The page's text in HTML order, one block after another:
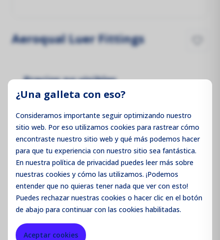
¿Una galleta con eso?
Consideramos importante seguir optimizando nuestro
sitio web. Por eso utilizamos cookies para rastrear cómo
encontraste nuestro sitio web y qué más podemos hacer
para que tu experiencia con nuestro sitio sea fantástica.
En nuestra política de privacidad puedes leer más sobre
nuestras cookies y cómo las utilizamos. ¡Podemos
entender que no quieras tener nada que ver con esto!
Puedes rechazarnuestras cookies o hacer clic en el botón
de abajo para continuar con las cookies habilitadas.
Aceptar cookies
Aeroqual Luer Fittings
Precios no visibles
Inicie sesión para ver los precios
Iniciar sesión / Registrarse
Código de producto: AQMR40
Merk: